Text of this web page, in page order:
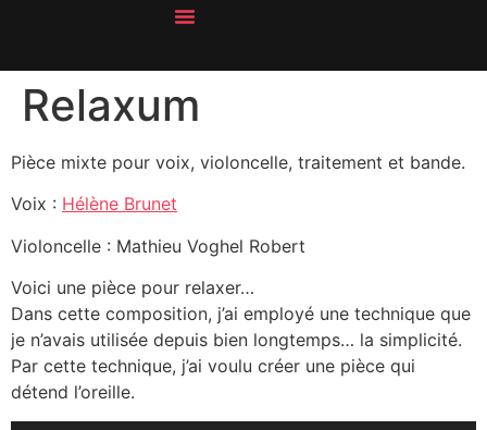
Relaxum
Pièce mixte pour voix, violoncelle, traitement et bande.
Voix : Hélène Brunet
Violoncelle : Mathieu Voghel Robert
Voici une pièce pour relaxer…
Dans cette composition, j’ai employé une technique que
je n’avais utilisée depuis bien longtemps… la simplicité.
Par cette technique, j’ai voulu créer une pièce qui
détend l’oreille.